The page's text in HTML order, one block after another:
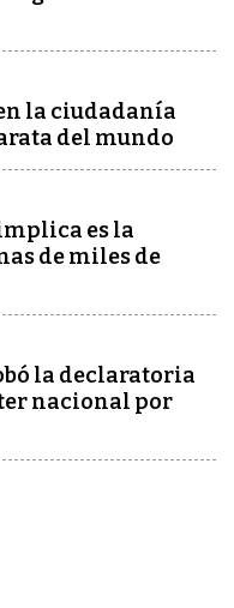
la ciudadanía
del mundo
es la
de miles de
la declaratoria
nacional por